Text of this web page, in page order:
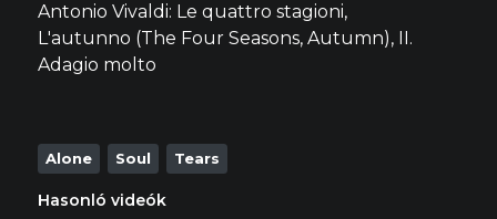
Antonio Vivaldi: Le quattro stagioni,
L'autunno (The Four Seasons, Autumn), II.
Adagio molto
Alone Soul Tears
Hasonló videók